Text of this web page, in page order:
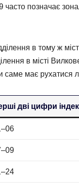
часто позначає
в тому ж
в місті
має рухатися
дві цифри